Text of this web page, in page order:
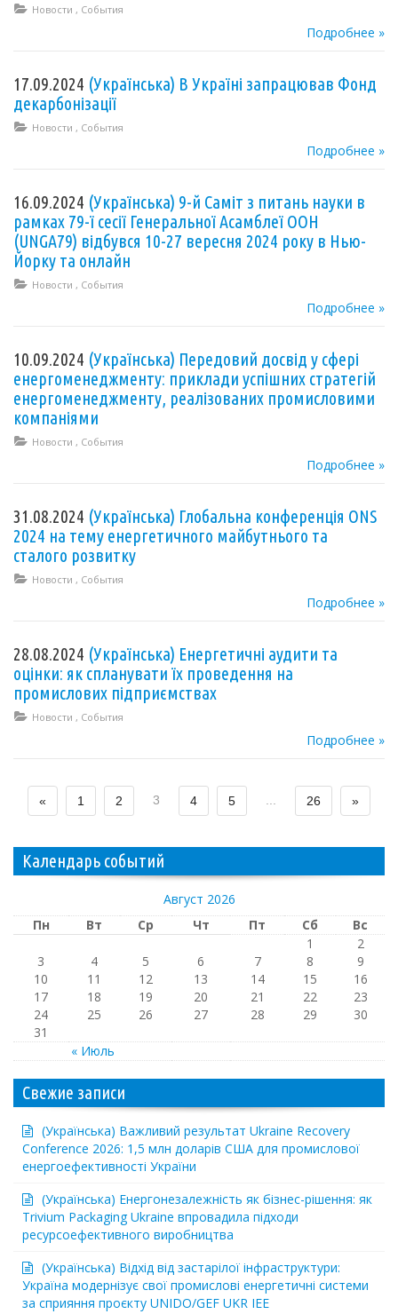
Новости , События
Подробнее »
17.09.2024 (Українська) В Україні запрацював Фонд
декарбонізації
Новости , События
Подробнее »
16.09.2024 (Українська) 9-й Саміт з питань науки в
рамках 79-ї сесії Генеральної Асамблеї ООН
(UNGA79) відбувся 10-27 вересня 2024 року в Нью-
Йорку та онлайн
Новости , События
Подробнее »
10.09.2024 (Українська) Передовий досвід у сфері
енергоменеджменту: приклади успішних стратегій
енергоменеджменту, реалізованих промисловими
компаніями
Новости , События
Подробнее »
31.08.2024 (Українська) Глобальна конференція ONS
2024 на тему енергетичного майбутнього та
сталого розвитку
Новости , События
Подробнее »
28.08.2024 (Українська) Енергетичні аудити та
оцінки: як спланувати їх проведення на
промислових підприємствах
Новости , События
Подробнее »
« 1 2 3 4 5 26 »
Календарь событий
Август 2026
Пн
Вт Ср Чт Пт Сб Вс
« Июль
1
2
3
4 5 6 7 8
9
10
11 12 13 14 15
16
17
18 19 20 21 22
23
24
25 26 27 28 29
30
31
Свежие записи
(Українська) Важливий результат Ukraine Recovery
Conference 2026: 1,5 млн доларів США для промислової
енергоефективності України
(Українська) Енергонезалежність як бізнес-рішення: як
Trivium Packaging Ukraine впровадила підходи
ресурсоефективного виробництва
(Українська) Відхід від застарілої інфраструктури:
Україна модернізує свої промислові енергетичні системи
за сприяння проєкту UNIDO/GEF UKR IEE